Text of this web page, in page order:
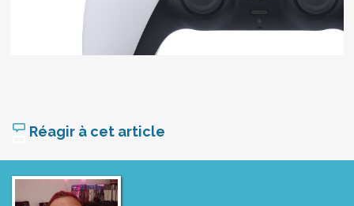
Réagir à cet article